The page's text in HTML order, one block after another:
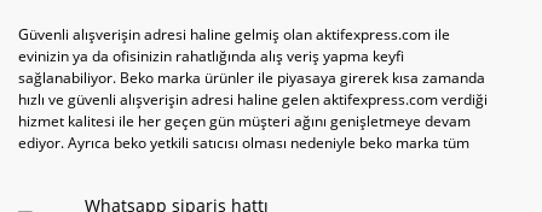
Güvenli alışverişin adresi haline gelmiş olan aktifexpress.com ile
evinizin ya da ofisinizin rahatlığında alış veriş yapma keyfi
sağlanabiliyor. Beko marka ürünler ile piyasaya girerek kısa zamanda
hızlı ve güvenli alışverişin adresi haline gelen aktifexpress.com verdiği
hizmet kalitesi ile her geçen gün müşteri ağını genişletmeye devam
ediyor. Ayrıca beko yetkili satıcısı olması nedeniyle beko marka tüm
televizyon ya da bulaşık makinesi değil aynı zamanda çamaşır makinesi
Whatsapp sipariş hattı